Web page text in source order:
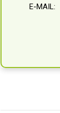
E-MAIL: